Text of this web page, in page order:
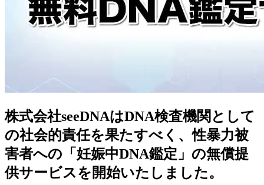
株式会社seeDNAはDNA検査機関として
の社会的責任を果たすべく、性暴力被
害者への「妊娠中DNA鑑定」の無償提
供サービスを開始いたしました。